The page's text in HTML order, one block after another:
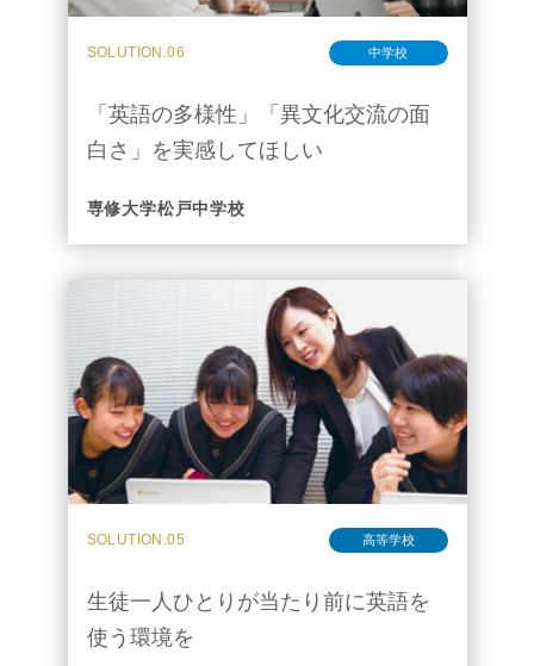
SOLUTION.06 中学校
「英語の多様性」「異文化交流の面
白さ」を実感してほしい
専修大学松戸中学校
SOLUTION.05 高等学校
生徒一人ひとりが当たり前に英語を
使う環境を